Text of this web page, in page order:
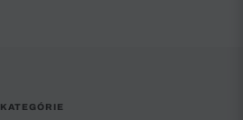
KATEGÓRIE